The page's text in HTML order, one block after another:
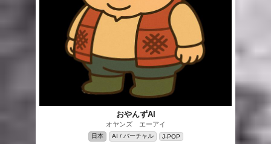
おやんずAI
オヤンズ エーアイ
日本 AI / バーチャル J-POP